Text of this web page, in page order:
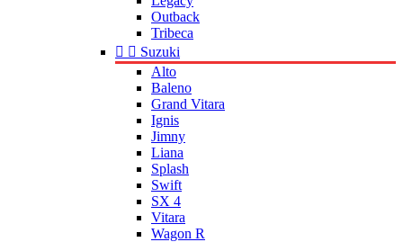
Outback
Tribeca
  Suzuki
Alto
Baleno
Grand Vitara
Ignis
Jimny
Liana
Splash
Swift
SX 4
Vitara
Wagon R